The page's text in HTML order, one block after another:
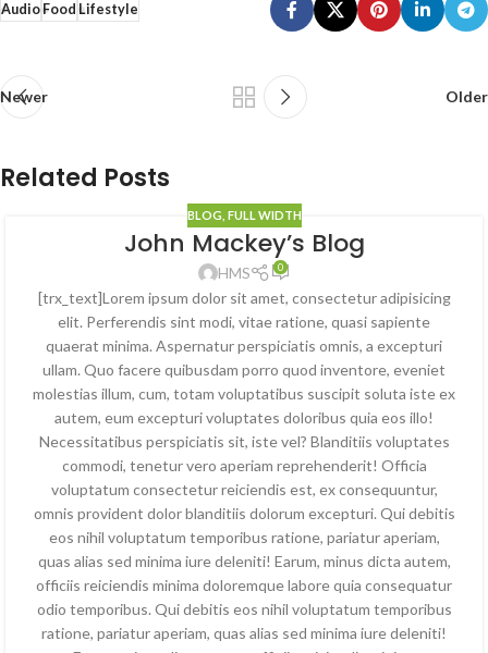
AudioFood Lifestyle
Newer Older
Related Posts
BLOG FULL WIDTH
John Mackey’s Blog
HMS 0
[trx_text]Lorem ipsum dolor sit amet, consectetur adipisicing
elit. Perferendis sint modi, vitae ratione, quasi sapiente
quaerat minima. Aspernatur perspiciatis omnis, a excepturi
ullam. Quo facere quibusdam porro quod inventore, eveniet
molestias illum, cum, totam voluptatibus suscipit soluta iste ex
autem, eum excepturi voluptates doloribus quia eos illo!
Necessitatibus perspiciatis sit, iste vel? Blanditiis voluptates
commodi, tenetur vero aperiam reprehenderit! Officia
voluptatum consectetur reiciendis est, ex consequuntur,
omnis provident dolor blanditiis dolorum excepturi. Qui debitis
eos nihil voluptatum temporibus ratione, pariatur aperiam,
quas alias sed minima iure deleniti! Earum, minus dicta autem,
officiis reiciendis minima doloremque labore quia consequatur
odio temporibus. Qui debitis eos nihil voluptatum temporibus
ratione, pariatur aperiam, quas alias sed minima iure deleniti!